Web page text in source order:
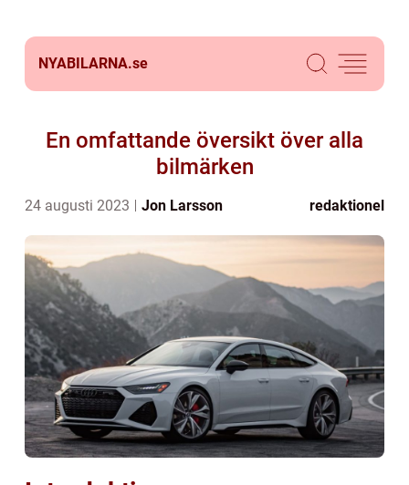
NYABILARNA.se
En omfattande översikt över alla
bilmärken
24 augusti 2023 Jon Larsson redaktionel